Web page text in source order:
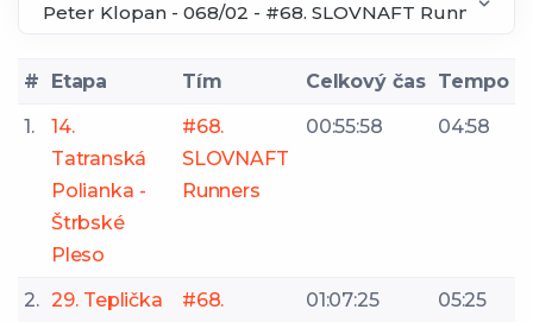
# Etapa Tím Celkový čas Tempo
1.
14.
Tatranská
Polianka -
Štrbské
Pleso
#68.
SLOVNAFT
Runners
00:55:58 04:58
2. 29. Teplička
#68.
01:07:25 05:25